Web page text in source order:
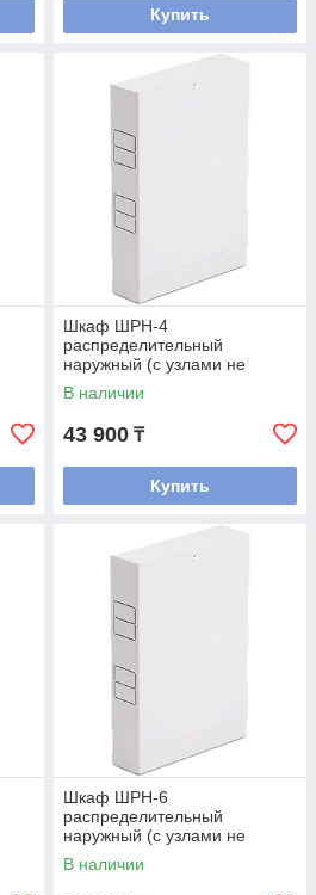
Купить
Шкаф ШРН-4
распределительный
наружный (с узлами не
входит, только коллектора)
В наличии
43 900 ₸
Купить
Шкаф ШРН-6
распределительный
наружный (с узлами не
входит, только
коллектора)входят)
В наличии